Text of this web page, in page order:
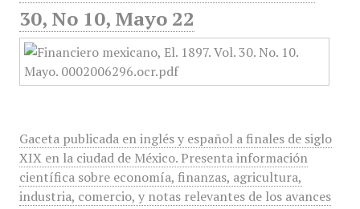
30, No 10, Mayo 22
Gaceta publicada en inglés y español a finales de siglo
XIX en la ciudad de México. Presenta información
científica sobre economía, finanzas, agricultura,
industria, comercio, y notas relevantes de los avances